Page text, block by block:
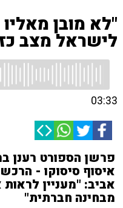
"לא מובן
לישראל מצב
03:33
פרשן הספורט רענן
איסוף סיסוקו -
אביב: "מעניין
מבחינה חברתית"